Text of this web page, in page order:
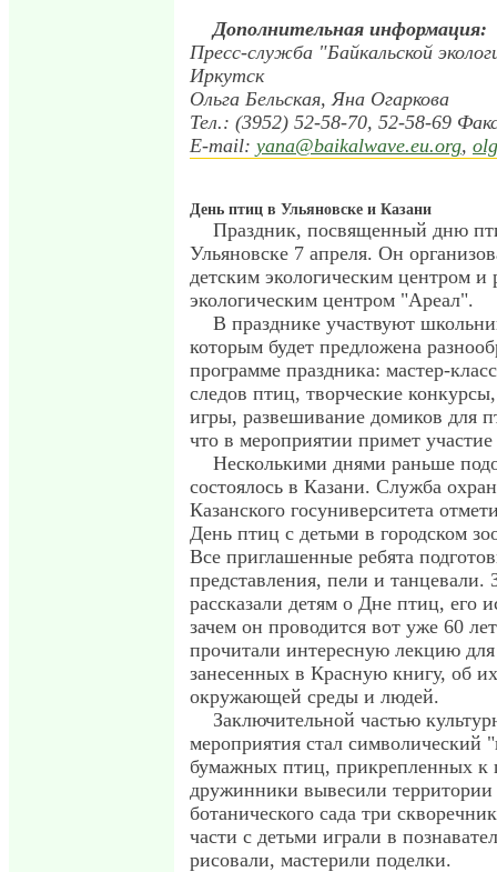
Дополнительная информация:
Пресс-служба "Байкальской
Иркутск
Ольга Бельская, Яна Огаркова
Тел.: (3952) 52-58-70, 52-58-69
Е-mail: yana@baikalwave.eu.org,
День птиц в Ульяновске и Казани
Праздник, посвященный дню
Ульяновске 7 апреля. Он
детским экологическим центром и
экологическим центром "Ареал".
В празднике участвуют
которым будет предложена
программе праздника: мастер-
следов птиц, творческие
игры, развешивание домиков для
что в мероприятии примет
Несколькими днями раньше
состоялось в Казани. Служба
Казанского госуниверситета
День птиц с детьми в городском
Все приглашенные ребята
представления, пели и танцевали.
рассказали детям о Дне птиц, его
зачем он проводится вот уже 60
прочитали интересную лекцию
занесенных в Красную книгу, об
окружающей среды и людей.
Заключительной частью
мероприятия стал символический
бумажных птиц, прикрепленных к
дружинники вывесили территории
ботанического сада три
части с детьми играли в
рисовали, мастерили поделки.